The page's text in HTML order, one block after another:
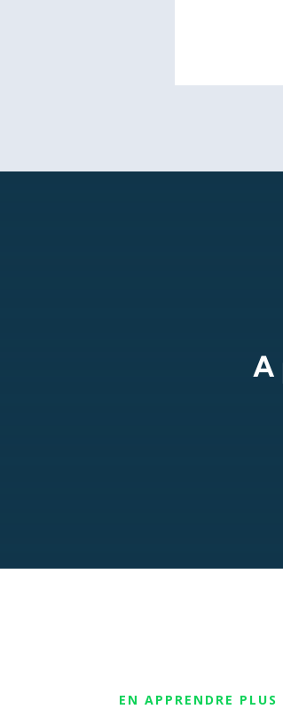
A
EN APPRENDRE PLUS